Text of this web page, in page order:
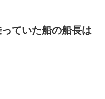
ていた船の船長は